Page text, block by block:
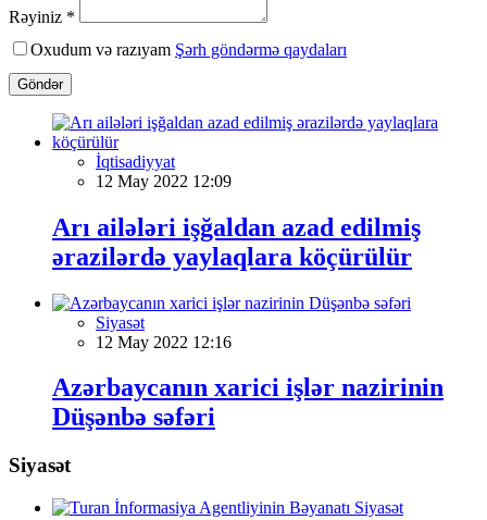
Rəyiniz *
Oxudum və razıyam Şərh göndərmə qaydaları
Göndər
İqtisadiyyat
12 May 2022 12:09
Arı ailələri işğaldan azad edilmiş
ərazilərdə yaylaqlara köçürülür
Siyasət
12 May 2022 12:16
Azərbaycanın xarici işlər nazirinin
Düşənbə səfəri
Siyasət
Siyasət